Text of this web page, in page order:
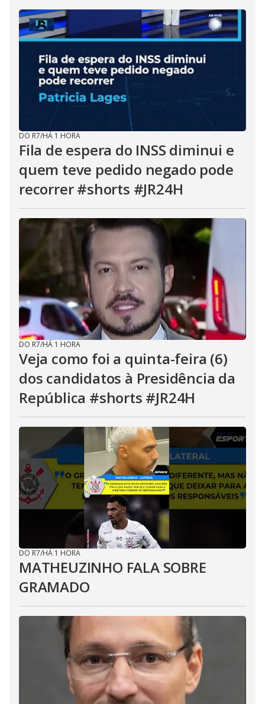
DO R7/HÁ 1 HORA
Fila de espera do INSS diminui e
quem teve pedido negado pode
recorrer #shorts #JR24H
DO R7/HÁ 1 HORA
Veja como foi a quinta-feira (6)
dos candidatos à Presidência da
República #shorts #JR24H
DO R7/HÁ 1 HORA
MATHEUZINHO FALA SOBRE
GRAMADO